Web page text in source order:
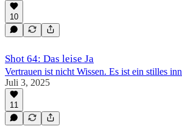
10
Shot 64: Das leise Ja
Vertrauen ist nicht Wissen. Es ist ein stilles
Juli 3, 2025
11